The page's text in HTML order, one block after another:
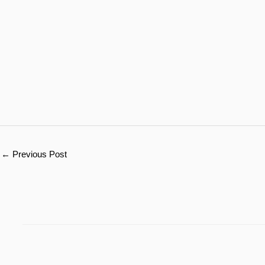
← Previous Post